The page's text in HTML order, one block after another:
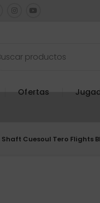
Ofertas
Cuesoul Tero Flights